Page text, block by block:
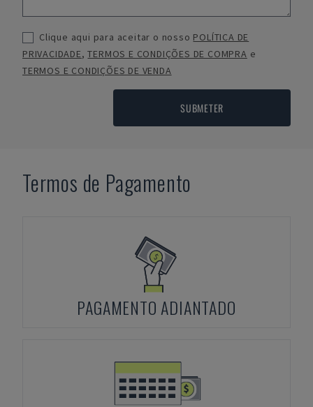
Clique aqui para aceitar o nosso POLÍTICA DE
PRIVACIDADE,TERMOS E CONDIÇÕES DE COMPRA e
TERMOS E CONDIÇÕES DE VENDA
SUBMETER
Termos de Pagamento
PAGAMENTO ADIANTADO